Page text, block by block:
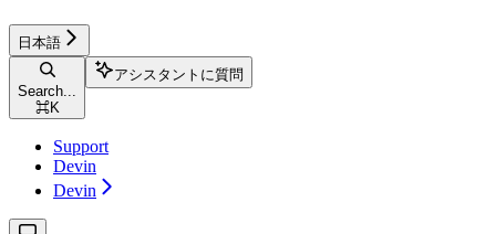
日本語
Search...
⌘K
アシスタントに質問
Support
Devin
Devin